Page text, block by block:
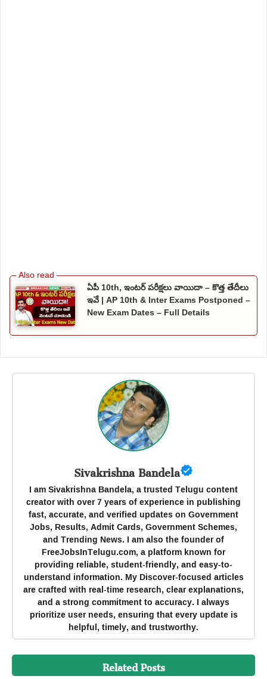
ఏపీ 10th, ఇంటర్ పరీక్షలు వాయిదా – కొత్త తేదీలు
ఇవే | AP 10th & Inter Exams Postponed –
New Exam Dates – Full Details
Sivakrishna Bandela
I am Sivakrishna Bandela, a trusted Telugu content
creator with over 7 years of experience in publishing
fast, accurate, and verified updates on Government
Jobs, Results, Admit Cards, Government Schemes,
and Trending News. I am also the founder of
FreeJobsInTelugu.com, a platform known for
providing reliable, student-friendly, and easy-to-
understand information. My Discover-focused articles
are crafted with real-time research, clear explanations,
and a strong commitment to accuracy. I always
prioritize user needs, ensuring that every update is
helpful, timely, and trustworthy.
Related Posts